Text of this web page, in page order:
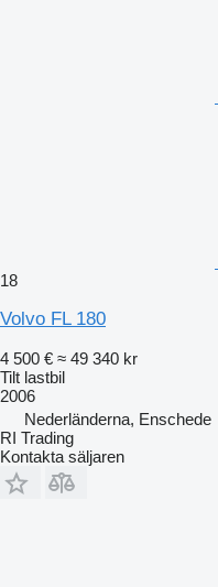
18
Volvo FL 180
4 500 € ≈ 49 340 kr
Tilt lastbil
2006
Nederländerna, Enschede
RI Trading
Kontakta säljaren